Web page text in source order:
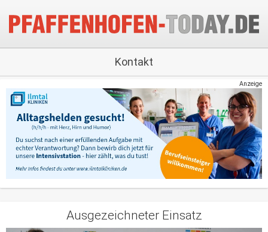
Kontakt
Anzeige
Ausgezeichneter Einsatz